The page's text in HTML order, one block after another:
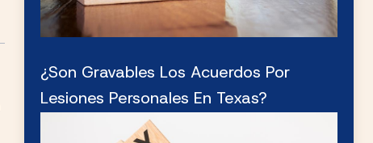
¿Son Gravables Los Acuerdos Por
Lesiones Personales En Texas?